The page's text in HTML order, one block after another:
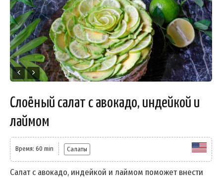
Слоёный салат с авокадо, индейкой и
лаймом
Время: 60 min Салаты
Салат с авокадо, индейкой и лаймом поможет внести